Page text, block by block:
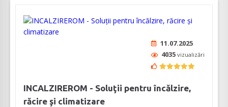
11.07.2025
4035 vizualizări
INCALZIREROM - Soluţii pentru încălzire,
răcire şi climatizare